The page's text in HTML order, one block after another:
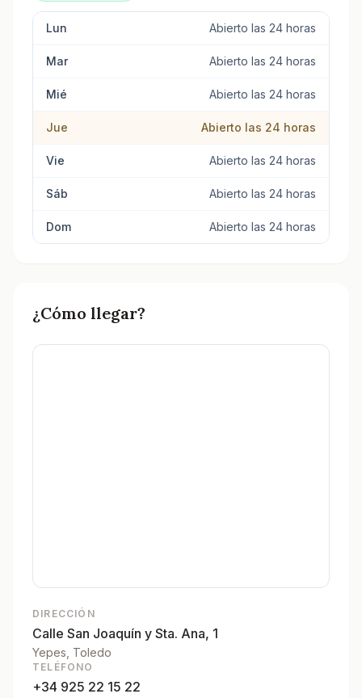
Lun Abierto las 24 horas
Mar Abierto las 24 horas
Mié Abierto las 24 horas
Jue Abierto las 24 horas
Vie Abierto las 24 horas
Sáb Abierto las 24 horas
Dom Abierto las 24 horas
¿Cómo llegar?
DIRECCIÓN
Calle San Joaquín y Sta. Ana, 1
Yepes , Toledo
TELÉFONO
+34 925 22 15 22